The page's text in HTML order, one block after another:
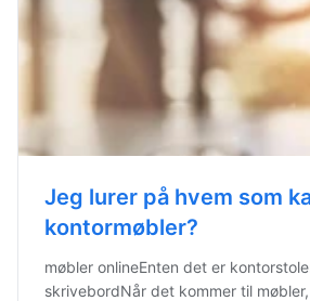
Jeg lurer på hvem som
kontormøbler?
møbler onlineEnten det er
skrivebordNår det kommer til